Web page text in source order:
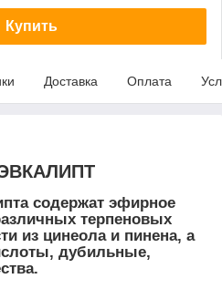
Купить
Доставка Оплата
содержат эфирное
терпеновых
из цинеола и пинена, а
дубильные,